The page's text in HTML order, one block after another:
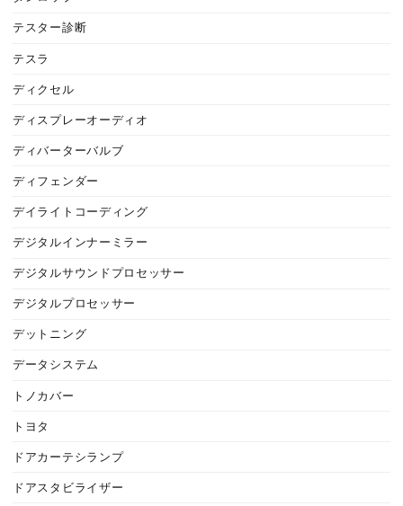
テスター診断
テスラ
ディクセル
ディスプレーオーディオ
ディバーターバルブ
ディフェンダー
デイライトコーディング
デジタルインナーミラー
デジタルサウンドプロセッサー
デジタルプロセッサー
デットニング
データシステム
トノカバー
トヨタ
ドアカーテシランプ
ドアスタビライザー